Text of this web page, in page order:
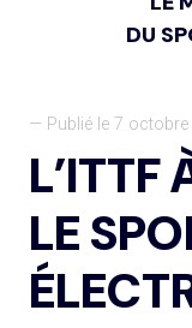
DU
— Publié le 7
L’ITTF
LE